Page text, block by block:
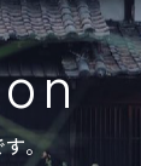
。